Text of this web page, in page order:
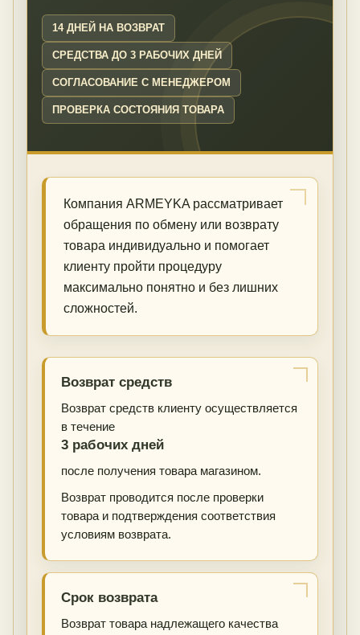
14 ДНЕЙ НА ВОЗВРАТ
СРЕДСТВА ДО 3 РАБОЧИХ ДНЕЙ
СОГЛАСОВАНИЕ С МЕНЕДЖЕРОМ
ПРОВЕРКА СОСТОЯНИЯ ТОВАРА
Компания ARMEYKA рассматривает
обращения по обмену или возврату
товара индивидуально и помогает
клиенту пройти процедуру
максимально понятно и без лишних
сложностей.
Возврат средств
Возврат средств клиенту осуществляется
в течение
3 рабочих дней
после получения товара магазином.
Возврат проводится после проверки
товара и подтверждения соответствия
условиям возврата.
Срок возврата
Возврат товара надлежащего качества